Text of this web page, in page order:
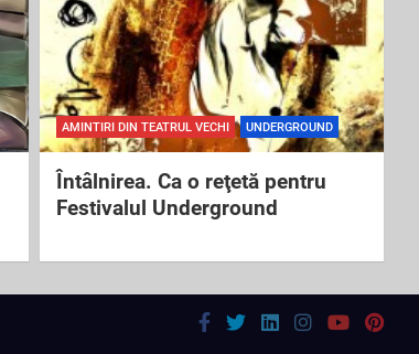
AMINTIRI DIN TEATRUL VECHI UNDERGROUND
Întâlnirea. Ca o reţetă pentru
Festivalul Underground